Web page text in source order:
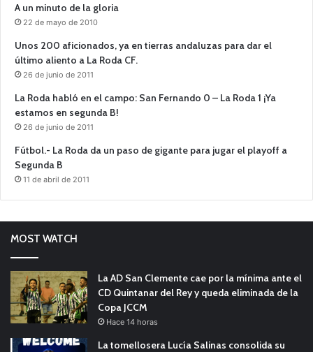
A un minuto de la gloria
22 de mayo de 2010
Unos 200 aficionados, ya en tierras andaluzas para dar el
último aliento a La Roda CF.
26 de junio de 2011
La Roda habló en el campo: San Fernando 0 – La Roda 1 ¡Ya
estamos en segunda B!
26 de junio de 2011
Fútbol.- La Roda da un paso de gigante para jugar el playoff a
Segunda B
11 de abril de 2011
MOST WATCH
La AD San Clemente cae por la mínima ante el
CD Quintanar del Rey y queda eliminada de la
Copa JCCM
Hace 14 horas
La tomellosera Lucía Salinas consolida su